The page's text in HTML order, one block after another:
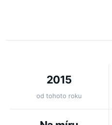
2015
od tohoto roku